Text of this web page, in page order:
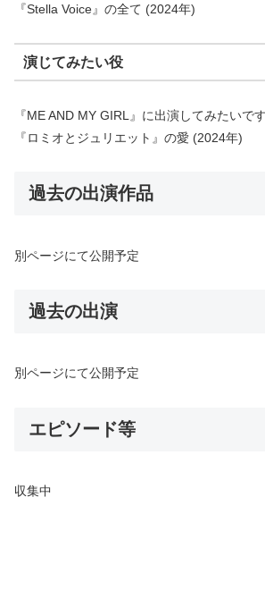
『Stella Voice』の全て (2024年)
演じてみたい役
『ME AND MY GIRL』に出演してみたいで
『ロミオとジュリエット』の愛 (2024年)
過去の出演作品
別ページにて公開予定
過去の出演
別ページにて公開予定
エピソード等
収集中